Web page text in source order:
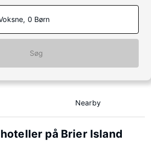
0 Børn
Søg
Nearby
på Brier Island